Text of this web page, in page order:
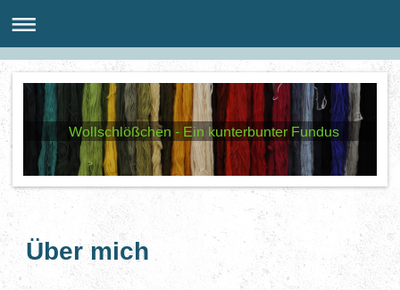
Wollschlößchen - Ein kunterbunter Fundus
Über mich